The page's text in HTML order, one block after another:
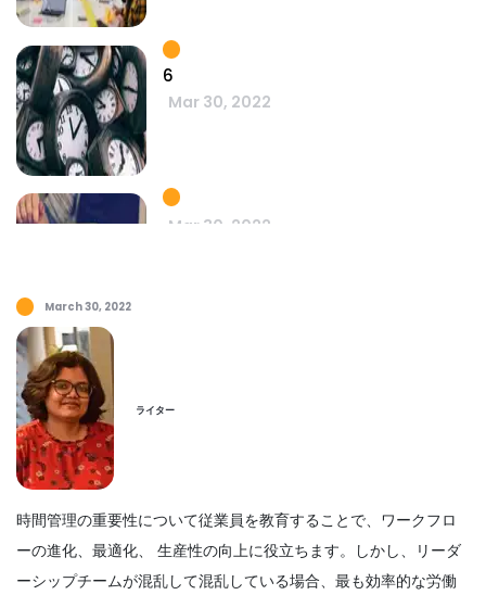
6
Mar 30, 2022
Mar 30, 2022
目標の達成を支援する最適な時間管理方法
Archita Wagle Apr 05, 2022
March 30, 2022
ライター
時間管理の重要性について従業員を教育することで、ワークフロ
ーの進化、最適化、
生産性の向上に役立ちます。 しかし、リーダ
ーシップチームが混乱して混乱している場合、最も効率的な労働